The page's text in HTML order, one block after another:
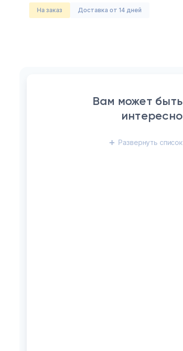
На заказ Доставка от 14 дней
Вам может быть
интересно
Развернуть список